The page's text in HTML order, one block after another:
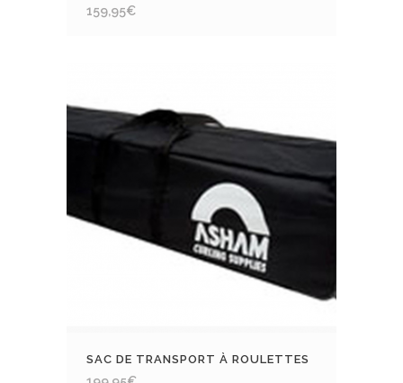
159,95€
SAC DE TRANSPORT À ROULETTES